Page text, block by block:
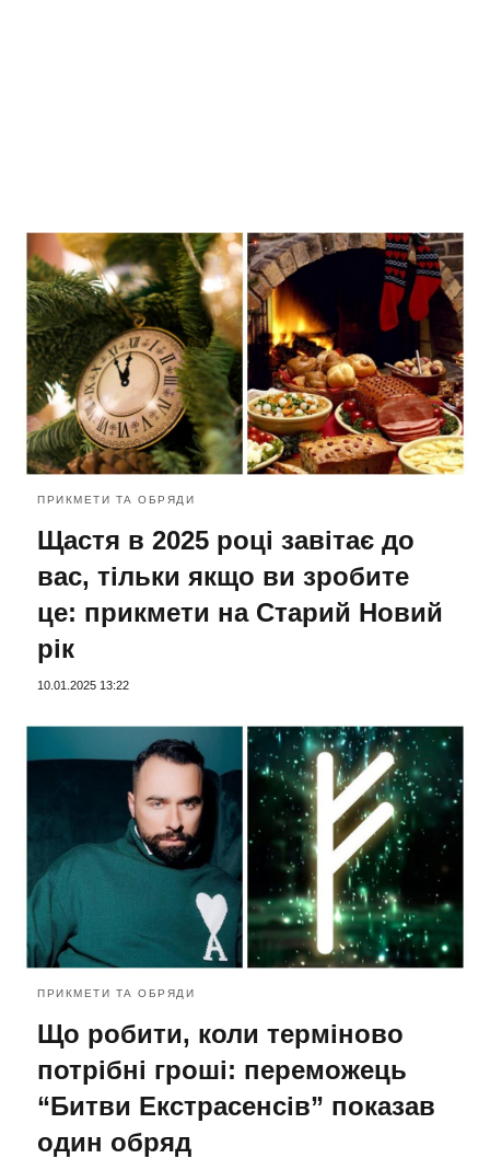
ПРИКМЕТИ ТА ОБРЯДИ
Щастя в 2025 році завітає до
вас, тільки якщо ви зробите
це: прикмети на Старий Новий
рік
10.01.2025 13:22
ПРИКМЕТИ ТА ОБРЯДИ
Що робити, коли терміново
потрібні гроші: переможець
“Битви Екстрасенсів” показав
один обряд